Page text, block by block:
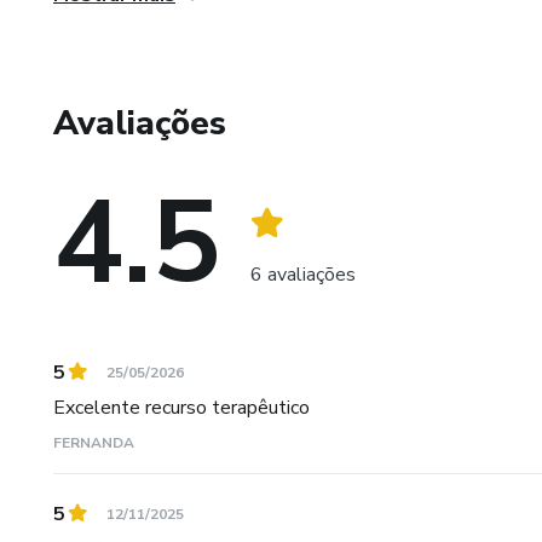
Avaliações
4.5 6 avaliações
5 25/05/2026
Excelente recurso terapêutico
FERNANDA
5 12/11/2025